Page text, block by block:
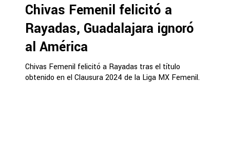
Chivas Femenil felicitó a
Rayadas, Guadalajara ignoró
al América
Chivas Femenil felicitó a Rayadas tras el título
obtenido en el Clausura 2024 de la Liga MX Femenil.